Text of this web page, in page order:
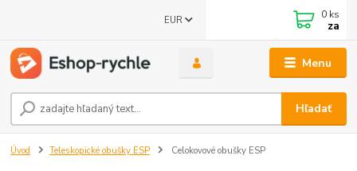
Menu
EUR
Hľadať
0 ks
za
Úvod Teleskopické obušky ESP Celokovové obušky ESP